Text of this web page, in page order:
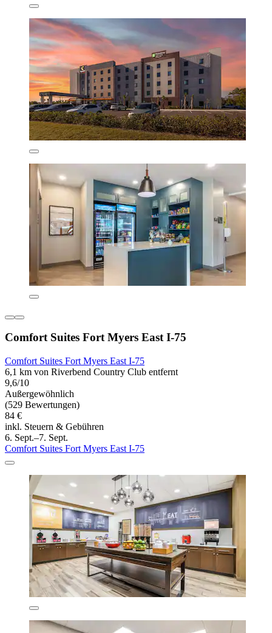
Comfort Suites Fort Myers East I-75
Comfort Suites Fort Myers East I-75
6,1 km von Riverbend Country Club entfernt
9,6/10
Außergewöhnlich
(529 Bewertungen)
84 €
inkl. Steuern & Gebühren
6. Sept.–7. Sept.
Comfort Suites Fort Myers East I-75